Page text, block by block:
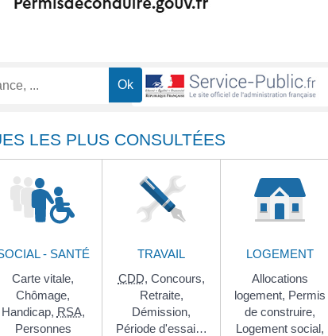
LES PLUS CONSULTÉES
- SANTÉ
Carte vitale,
Chômage,
Handicap, RSA,
Personnes
TRAVAIL
CDD, Concours,
Retraite,
Démission,
Période d'essai…
LOGEMENT
Allocations
logement, Permis
de construire,
Logement social,